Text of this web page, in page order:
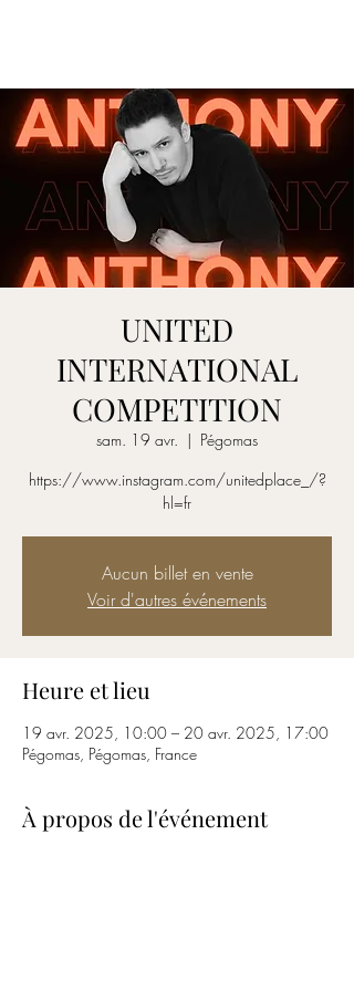
UNITED
INTERNATIONAL
COMPETITION
sam. 19 avr.
  |
Pégomas
https://www.instagram.com/unitedplace_/?
hl=fr
Aucun billet en vente
Voir d'autres événements
Heure et lieu
19 avr. 2025, 10:00 – 20 avr. 2025, 17:00
Pégomas, Pégomas, France
À propos de l'événement